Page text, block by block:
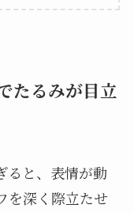
たるみが目立
ると、表情が動
を深く際立たせ